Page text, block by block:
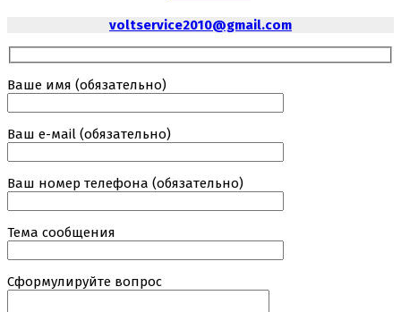
voltservice2010@gmail.com
Ваше имя (обязательно)
Ваш е-маil (обязательно)
Ваш номер телефона (обязательно)
Тема сообщения
Сформулируйте вопрос